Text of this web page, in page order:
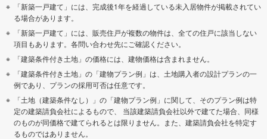
「新築一戸建て」には、完成後1年を経過している未入居物件が掲載されてい
る場合があります。
「新築一戸建て」には、販売住戸が複数の物件は、全ての住戸に該当しない
項目もあります。各問い合わせ先にご確認ください。
「建築条件付き土地」の価格には、建物価格は含まれません。
「建築条件付き土地」の「建物プラン例」は、土地購入者の設計プランの一
例であり、プランの採用可否は任意です。
「土地（建築条件なし）」の「建物プラン例」に関して、そのプラン例は特
定の建築請負会社によるもので、 当該建築請負会社以外で建てた場合、同様
のものが同価格で建てられるとは限りません。また、建築請負会社を特定す
るものではありません。